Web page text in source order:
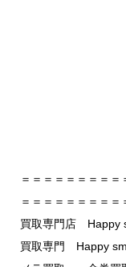
＝＝＝＝＝＝＝＝
＝＝＝＝＝＝＝＝＝
買取専門店 Happy
買取専門 Happy